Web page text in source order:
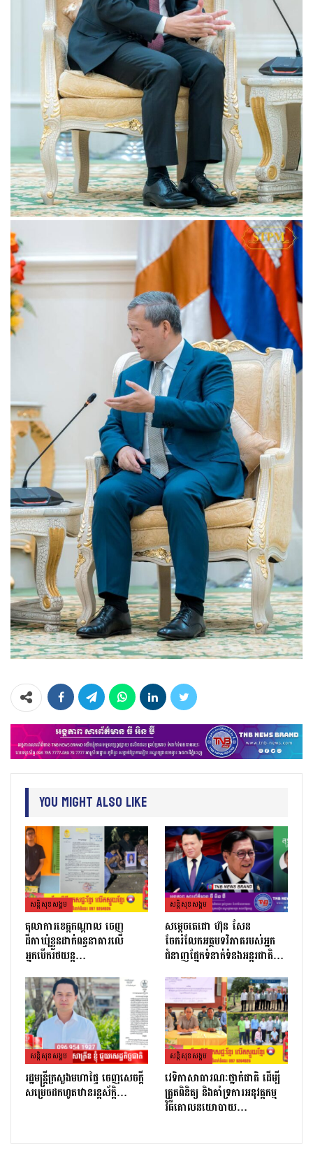
You Might Also Like
សន្តិសុខសង្គម
តុលាការខេត្តកណ្ដាល ចេញ
ដីកាឃុំខ្លួនដាក់ពន្ធនាគារលើ
អ្នកបើករថយន្ត…
សន្តិសុខសង្គម
សម្តេចតេជោ ហ៊ុន សែន
ចែករំលែកអត្ថបទវិភាគរបស់អ្នក
ជំនាញផ្នែកទំនាក់ទំនងអន្តរជាតិ…
សន្តិសុខសង្គម
រដ្ឋមន្ដ្រីក្រសួងមហាផ្ទៃ ចេញសេចក្តី
សម្រេចដកហូតឋានរន្តស័ក្តិ…
សន្តិសុខសង្គម
វេទិកាសាធារណៈថ្នាក់ជាតិ ដើម្បី
ត្រួតពិនិត្យ និងគាំទ្រការអនុវត្តកម្ម
វិធីគោលនយោបាយ…